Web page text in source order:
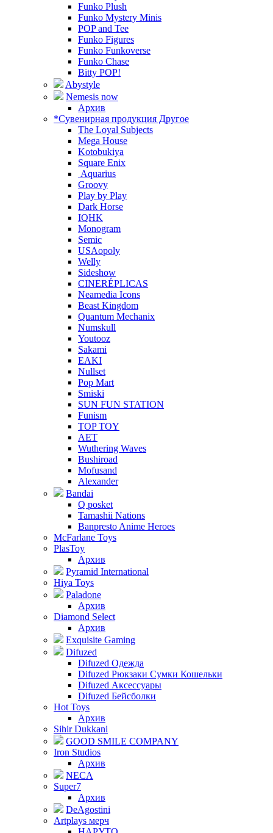
Funko Plush
Funko Mystery Minis
POP and Tee
Funko Figures
Funko Funkoverse
Funko Chase
Bitty POP!
Abystyle
Nemesis now
Архив
*Сувенирная продукция Другое
The Loyal Subjects
Mega House
Kotobukiya
Square Enix
Aquarius
Groovy
Play by Play
Dark Horse
IQHK
Monogram
Semic
USAopoly
Welly
Sideshow
CINERÉPLICAS
Neamedia Icons
Beast Kingdom
Quantum Mechanix
Numskull
Youtooz
Sakami
EAKI
Nullset
Pop Mart
Smiski
SUN FUN STATION
Funism
TOP TOY
AET
Wuthering Waves
Bushiroad
Mofusand
Alexander
Bandai
Q posket
Tamashii Nations
Banpresto Anime Heroes
McFarlane Toys
PlasToy
Архив
Pyramid International
Hiya Toys
Paladone
Архив
Diamond Select
Архив
Exquisite Gaming
Difuzed
Difuzed Одежда
Difuzed Рюкзаки Сумки Кошельки
Difuzed Аксессуары
Difuzed Бейсболки
Hot Toys
Архив
Sihir Dukkani
GOOD SMILE COMPANY
Iron Studios
Архив
NECA
Super7
Архив
DeAgostini
Artplays мерч